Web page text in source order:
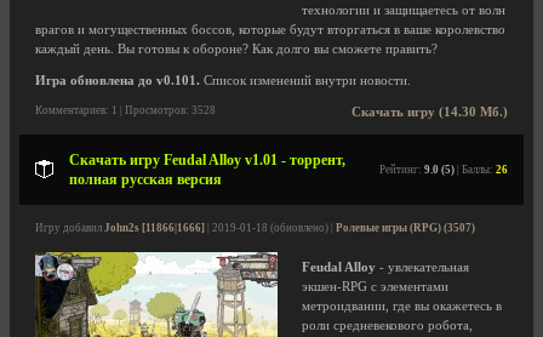
технологии и защищаетесь от волн
врагов и могущественных боссов, которые будут вторгаться в ваше королевство
каждый день. Вы готовы к обороне? Как долго вы сможете править?
Игра обновлена до v0.101. Список изменений внутри новости.
Скачать игру (14.30 Мб.)
Комментариев: 1 | Просмотров: 3528
Скачать игру Feudal Alloy v1.01 - торрент,
полная русская версия
Рейтинг: 9.0 (5) | Баллы: 26
Игру добавил John2s [11866|1666] | 2019-01-18 (обновлено) | Ролевые игры (RPG) (3507)
Feudal Alloy - увлекательная
экшен-RPG с элементами
метроидвании, где вы окажетесь в
роли средневекового робота,